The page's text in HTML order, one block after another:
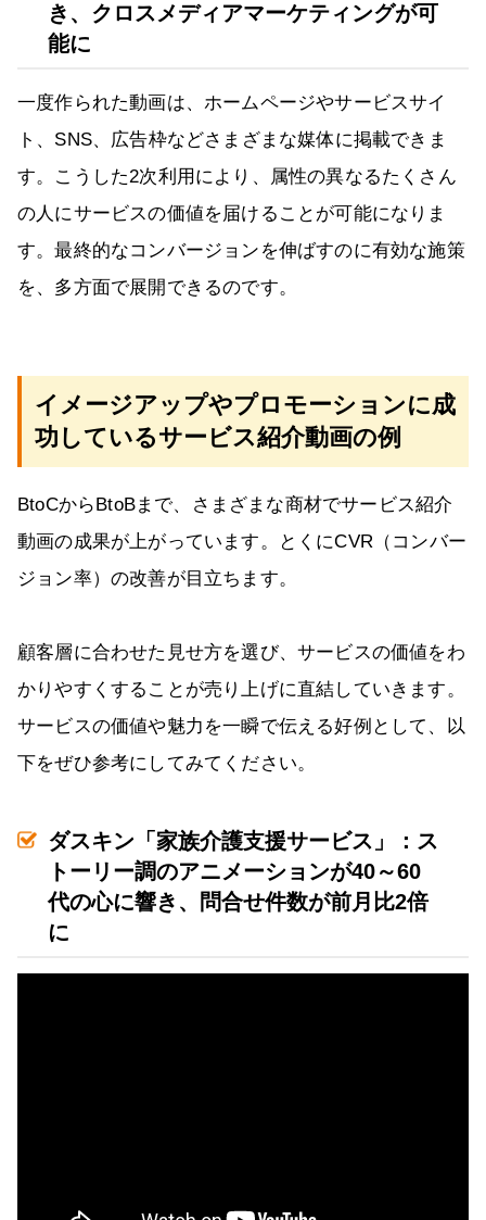
き、クロスメディアマーケティングが可
能に
一度作られた動画は、ホームページやサービスサイ
ト、SNS、広告枠などさまざまな媒体に掲載できま
す。こうした2次利用により、属性の異なるたくさん
の人にサービスの価値を届けることが可能になりま
す。最終的なコンバージョンを伸ばすのに有効な施策
を、多方面で展開できるのです。
イメージアップやプロモーションに成
功しているサービス紹介動画の例
BtoCからBtoBまで、さまざまな商材でサービス紹介
動画の成果が上がっています。とくにCVR（コンバー
ジョン率）の改善が目立ちます。
顧客層に合わせた見せ方を選び、サービスの価値をわ
かりやすくすることが売り上げに直結していきます。
サービスの価値や魅力を一瞬で伝える好例として、以
下をぜひ参考にしてみてください。
ダスキン「家族介護支援サービス」：ス
トーリー調のアニメーションが40～60
代の心に響き、問合せ件数が前月比2倍
に